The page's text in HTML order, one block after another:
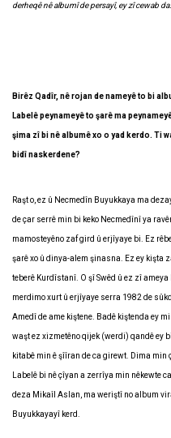
derheqê nê albumî de persayî, ey zî cewab da.
Birêz Qadîr, nê rojan de nameyê to bi
Labelê peynameyê to şarê ma
şima zî bi nê albumê xo o yad kerdo. Ti
bidî naskerdene?
Raşt o, ez û Necmedîn Buyukkaya ma
de çar serrê min bi keko Necmedînî ya
mamosteyêno zaf gird û erjîyaye bi. Ez
şarê xo û dinya-alem şinasna. Ez ey kişta
teberê Kurdîstanî. O şî Swêd û ez zî
merdimo xurt û erjîyaye serra 1982 de
Amedî de ame kiştene. Badê kiştenda ey
waşt ez xizmetêno qijek (werdi) qandê ey
kitabê min ê şîîran de ca girewt. Dima min
Labelê bi nê çîyan a zerrîya min nêkewte
deza Mikaîl Aslan, ma weriştî no album
Buyukkayayî kerd.